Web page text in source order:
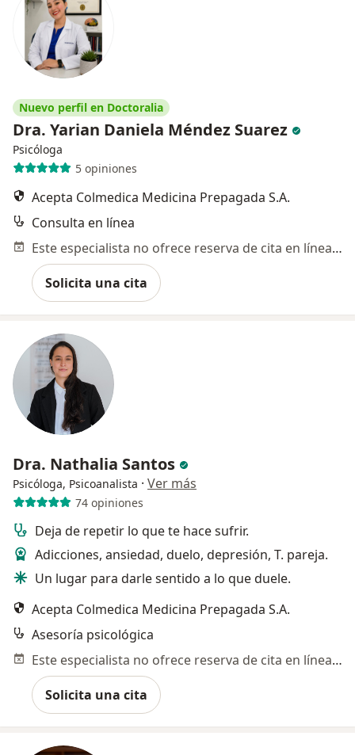
Nuevo perfil en Doctoralia
Dra. Yarian Daniela Méndez Suarez
Psicóloga
5 opiniones
Acepta Colmedica Medicina Prepagada S.A.
Consulta en línea
Este especialista no ofrece reserva de cita en línea en esta dirección.
Solicita una cita
Dra. Nathalia Santos
Psicóloga, Psicoanalista · Ver más
74 opiniones
Deja de repetir lo que te hace sufrir.
Adicciones, ansiedad, duelo, depresión, T. pareja.
Un lugar para darle sentido a lo que duele.
Acepta Colmedica Medicina Prepagada S.A.
Asesoría psicológica
Este especialista no ofrece reserva de cita en línea en esta dirección.
Solicita una cita